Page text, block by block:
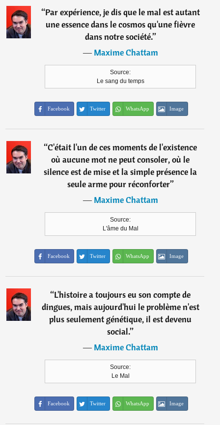
“Par expérience, je dis que le mal est autant
une essence dans le cosmos qu'une fièvre
dans notre société.”
―Maxime Chattam
Source:
Le sang du temps
Facebook Twitter WhatsApp Image
“C'était l'un de ces moments de l'existence
où aucune mot ne peut consoler, où le
silence est de mise et la simple présence la
seule arme pour réconforter”
―Maxime Chattam
Source:
L'âme du Mal
Facebook Twitter WhatsApp Image
“L'histoire a toujours eu son compte de
dingues, mais aujourd'hui le problème n'est
plus seulement génétique, il est devenu
social.”
―Maxime Chattam
Source:
Le Mal
Facebook Twitter WhatsApp Image